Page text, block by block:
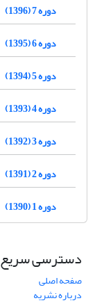
دوره 7 (1396)
دوره 6 (1395)
دوره 5 (1394)
دوره 4 (1393)
دوره 3 (1392)
دوره 2 (1391)
دوره 1 (1390)
دسترسی سریع
صفحه اصلی
درباره نشریه